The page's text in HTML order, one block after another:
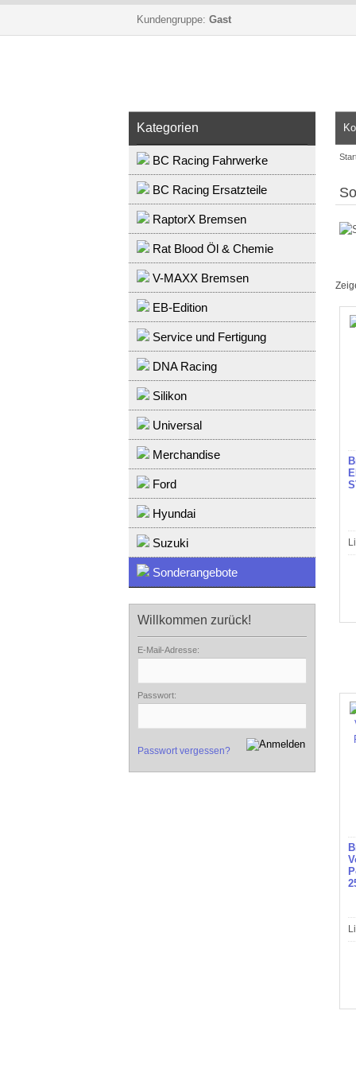
Kundengruppe: Gast
Kategorien
BC Racing Fahrwerke
BC Racing Ersatzteile
RaptorX Bremsen
Rat Blood Öl & Chemie
V-MAXX Bremsen
EB-Edition
Service und Fertigung
DNA Racing
Silikon
Universal
Merchandise
Ford
Hyundai
Suzuki
Sonderangebote
Willkommen zurück!
E-Mail-Adresse:
Passwort:
Passwort vergessen?